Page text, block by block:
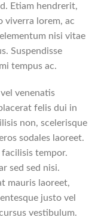
Etiam hendrerit,
viverra lorem, ac
nisi vitae
Suspendisse
tempus ac.
venenatis
felis dui in
non, scelerisque
sodales laoreet.
tempor.
sed sed nisi.
mauris laoreet,
justo vel
vestibulum.